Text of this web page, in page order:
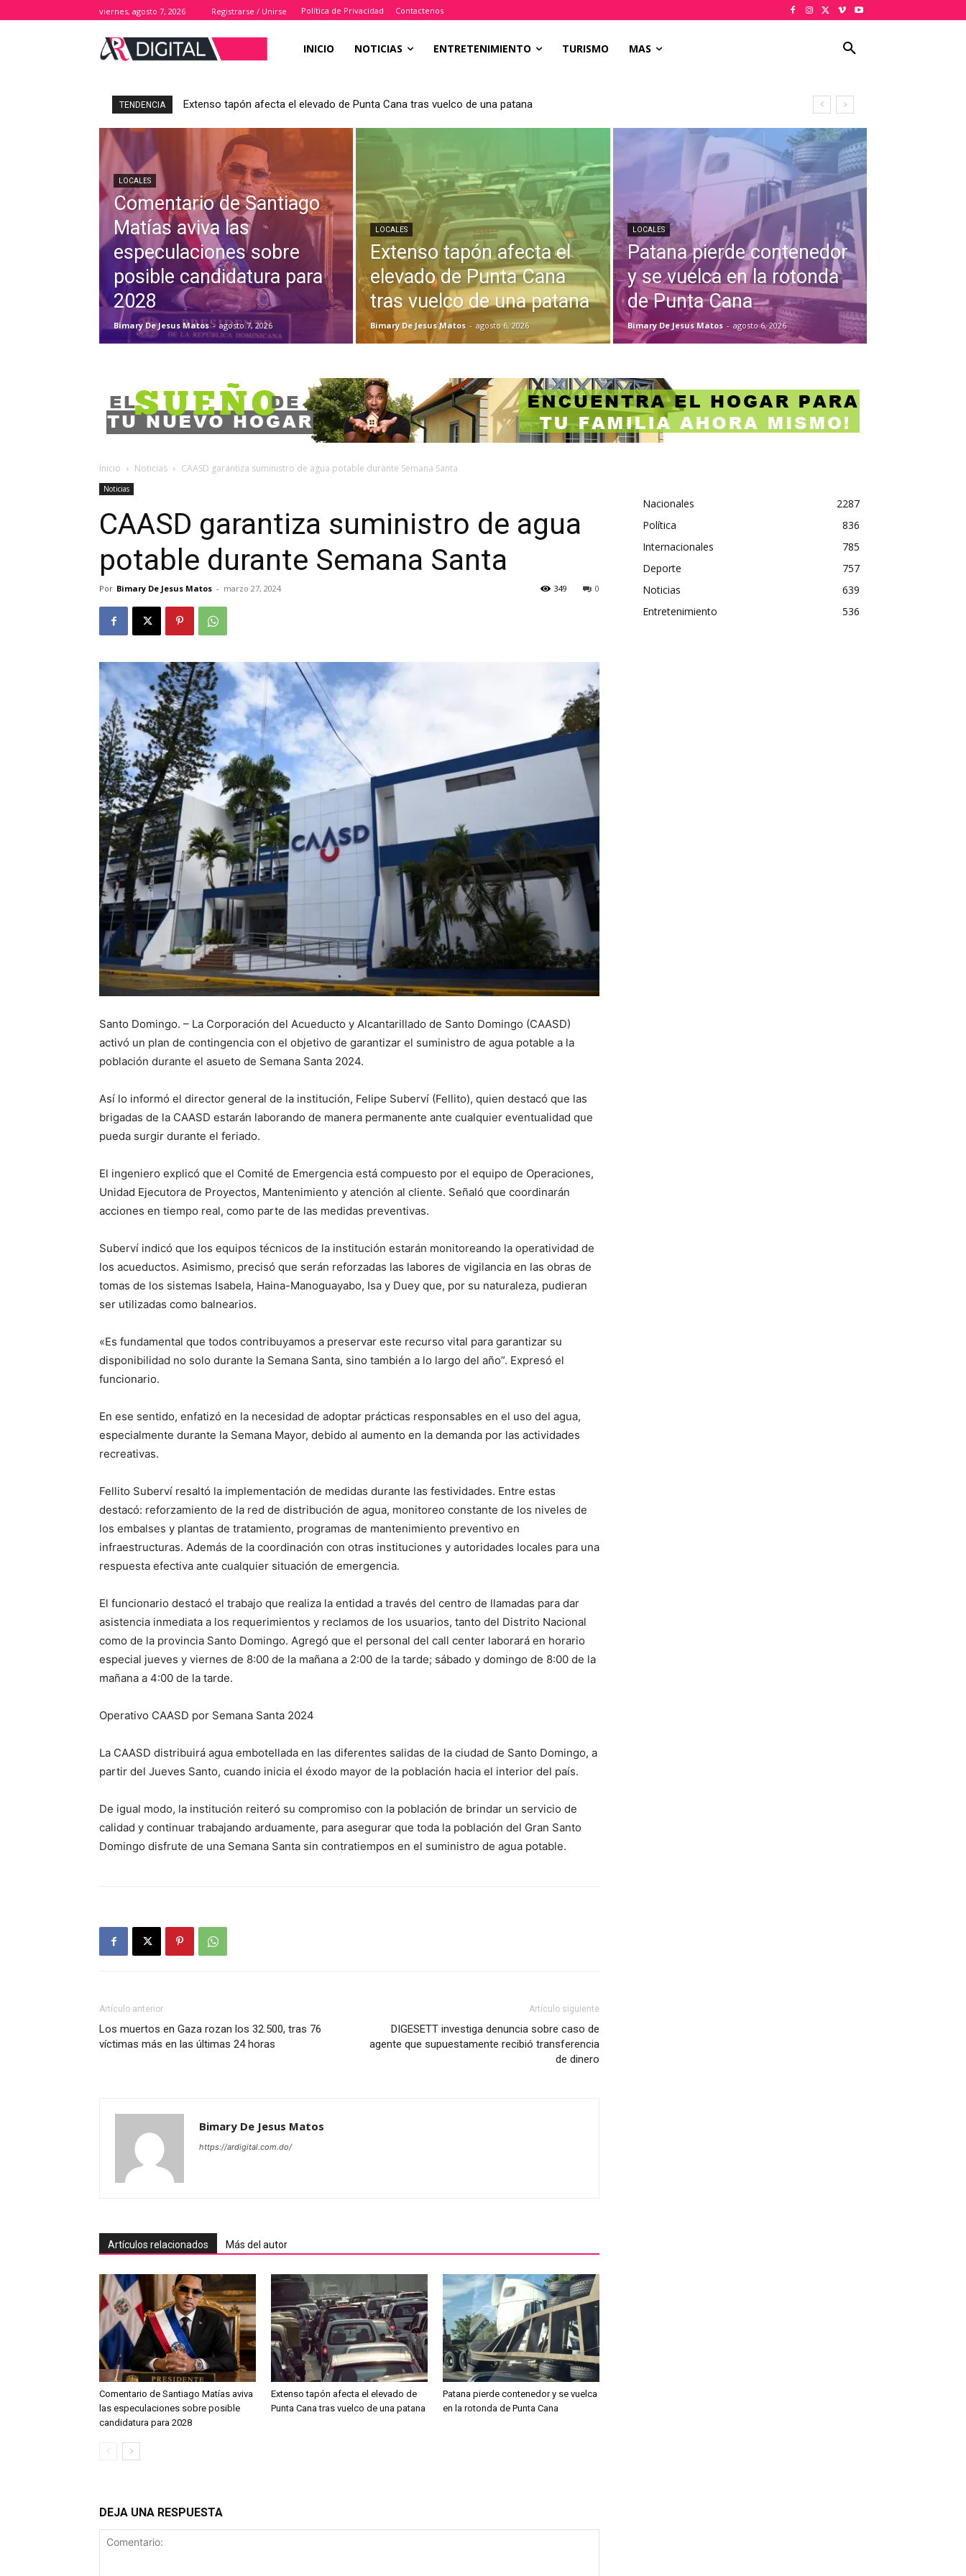
viernes, agosto 7, 2026 Registrarse / Unirse Política de Privacidad Contactenos
INICIO NOTICIAS ENTRETENIMIENTO TURISMO MAS
TENDENCIA Extenso tapón afecta el elevado de Punta Cana tras vuelco de una patana
LOCALES
Comentario de Santiago
Matías aviva las
especulaciones sobre
posible candidatura para
2028
Bimary De Jesus Matos - agosto 7, 2026
LOCALES
Extenso tapón afecta el
elevado de Punta Cana
tras vuelco de una patana
Bimary De Jesus Matos - agosto 6, 2026
LOCALES
Patana pierde contenedor
y se vuelca en la rotonda
de Punta Cana
Bimary De Jesus Matos - agosto 6, 2026
Inicio Noticias CAASD garantiza suministro de agua potable durante Semana Santa
Noticias
CAASD garantiza suministro de agua
potable durante Semana Santa
Por Bimary De Jesus Matos - marzo 27, 2024 0
349
Santo Domingo. – La Corporación del Acueducto y Alcantarillado de Santo Domingo (CAASD)
activó un plan de contingencia con el objetivo de garantizar el suministro de agua potable a la
población durante el asueto de Semana Santa 2024.
Así lo informó el director general de la institución, Felipe Suberví (Fellito), quien destacó que las
brigadas de la CAASD estarán laborando de manera permanente ante cualquier eventualidad que
pueda surgir durante el feriado.
El ingeniero explicó que el Comité de Emergencia está compuesto por el equipo de Operaciones,
Unidad Ejecutora de Proyectos, Mantenimiento y atención al cliente. Señaló que coordinarán
acciones en tiempo real, como parte de las medidas preventivas.
Suberví indicó que los equipos técnicos de la institución estarán monitoreando la operatividad de
los acueductos. Asimismo, precisó que serán reforzadas las labores de vigilancia en las obras de
tomas de los sistemas Isabela, Haina-Manoguayabo, Isa y Duey que, por su naturaleza, pudieran
ser utilizadas como balnearios.
«Es fundamental que todos contribuyamos a preservar este recurso vital para garantizar su
disponibilidad no solo durante la Semana Santa, sino también a lo largo del año”. Expresó el
funcionario.
En ese sentido, enfatizó en la necesidad de adoptar prácticas responsables en el uso del agua,
especialmente durante la Semana Mayor, debido al aumento en la demanda por las actividades
recreativas.
Fellito Suberví resaltó la implementación de medidas durante las festividades. Entre estas
destacó: reforzamiento de la red de distribución de agua, monitoreo constante de los niveles de
los embalses y plantas de tratamiento, programas de mantenimiento preventivo en
infraestructuras. Además de la coordinación con otras instituciones y autoridades locales para una
respuesta efectiva ante cualquier situación de emergencia.
El funcionario destacó el trabajo que realiza la entidad a través del centro de llamadas para dar
asistencia inmediata a los requerimientos y reclamos de los usuarios, tanto del Distrito Nacional
como de la provincia Santo Domingo. Agregó que el personal del call center laborará en horario
especial jueves y viernes de 8:00 de la mañana a 2:00 de la tarde; sábado y domingo de 8:00 de la
mañana a 4:00 de la tarde.
Operativo CAASD por Semana Santa 2024
La CAASD distribuirá agua embotellada en las diferentes salidas de la ciudad de Santo Domingo, a
partir del Jueves Santo, cuando inicia el éxodo mayor de la población hacia el interior del país.
De igual modo, la institución reiteró su compromiso con la población de brindar un servicio de
calidad y continuar trabajando arduamente, para asegurar que toda la población del Gran Santo
Domingo disfrute de una Semana Santa sin contratiempos en el suministro de agua potable.
Artículo anterior
Los muertos en Gaza rozan los 32.500, tras 76
víctimas más en las últimas 24 horas
Artículo siguiente
DIGESETT investiga denuncia sobre caso de
agente que supuestamente recibió transferencia
de dinero
Bimary De Jesus Matos
https://ardigital.com.do/
Artículos relacionados Más del autor
Comentario de Santiago Matías aviva
las especulaciones sobre posible
candidatura para 2028
Extenso tapón afecta el elevado de
Punta Cana tras vuelco de una patana
Patana pierde contenedor y se vuelca
en la rotonda de Punta Cana
DEJA UNA RESPUESTA
Nacionales
2287
Política
836
Internacionales
785
Deporte
757
Noticias
639
Entretenimiento
536